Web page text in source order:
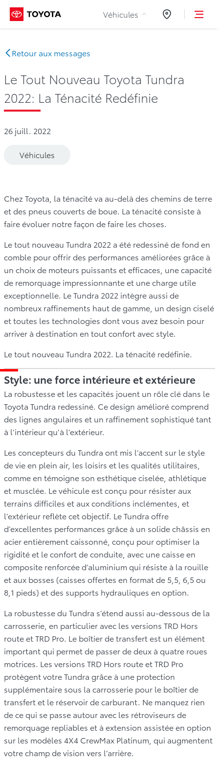
Aller au contenu
Véhicules
Retour aux messages
Le Tout Nouveau Toyota Tundra
2022: La Ténacité Redéfinie
26 juill. 2022
Véhicules
Chez Toyota, la ténacité va au-delà des chemins de terre
et des pneus couverts de boue. La ténacité consiste à
faire évoluer notre façon de faire les choses.
Le tout nouveau Tundra 2022 a été redessiné de fond en
comble pour offrir des performances améliorées grâce à
un choix de moteurs puissants et efficaces, une capacité
de remorquage impressionnante et une charge utile
exceptionnelle. Le Tundra 2022 intègre aussi de
nombreux raffinements haut de gamme, un design ciselé
et toutes les technologies dont vous avez besoin pour
arriver à destination en tout confort avec style.
Le tout nouveau Tundra 2022. La ténacité redéfinie.
Style: une force intérieure et extérieure
La robustesse et les capacités jouent un rôle clé dans le
Toyota Tundra redessiné. Ce design amélioré comprend
des lignes angulaires et un raffinement sophistiqué tant
à l’intérieur qu’à l’extérieur.
Les concepteurs du Tundra ont mis l’accent sur le style
de vie en plein air, les loisirs et les qualités utilitaires,
comme en témoigne son esthétique ciselée, athlétique
et musclée. Le véhicule est conçu pour résister aux
terrains difficiles et aux conditions inclémentes, et
l’extérieur reflète cet objectif. Le Tundra offre
d’excellentes performances grâce à un solide châssis en
acier entièrement caissonné, conçu pour optimiser la
rigidité et le confort de conduite, avec une caisse en
composite renforcée d’aluminium qui résiste à la rouille
et aux bosses (caisses offertes en format de 5,5, 6,5 ou
8,1 pieds) et des supports hydrauliques en option.
La robustesse du Tundra s’étend aussi au-dessous de la
carrosserie, en particulier avec les versions TRD Hors
route et TRD Pro. Le boîtier de transfert est un élément
important qui permet de passer de deux à quatre roues
motrices. Les versions TRD Hors route et TRD Pro
protègent votre Tundra grâce à une protection
supplémentaire sous la carrosserie pour le boîtier de
transfert et le réservoir de carburant. Ne manquez rien
de ce qui se passe autour avec les rétroviseurs de
remorquage repliables et à extension assistée en option
sur les modèles 4X4 CrewMax Platinum, qui augmentent
votre champ de vision vers l’arrière.